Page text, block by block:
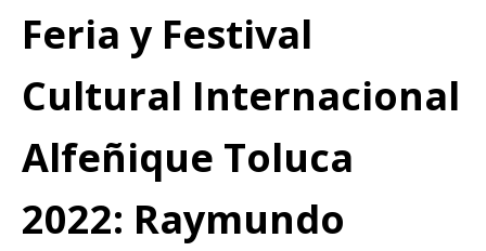
Feria y Festival
Cultural Internacional
Alfeñique Toluca
2022: Raymundo